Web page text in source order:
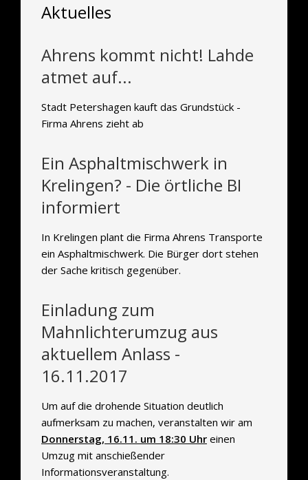
Aktuelles
Ahrens kommt nicht! Lahde
atmet auf...
Stadt Petershagen kauft das Grundstück -
Firma Ahrens zieht ab
Ein Asphaltmischwerk in
Krelingen? - Die örtliche BI
informiert
In Krelingen plant die Firma Ahrens Transporte
ein Asphaltmischwerk. Die Bürger dort stehen
der Sache kritisch gegenüber.
Einladung zum
Mahnlichterumzug aus
aktuellem Anlass -
16.11.2017
Um auf die drohende Situation deutlich
aufmerksam zu machen, veranstalten wir am
Donnerstag, 16.11. um 18:30 Uhr einen
Umzug mit anschießender
Informationsveranstaltung.